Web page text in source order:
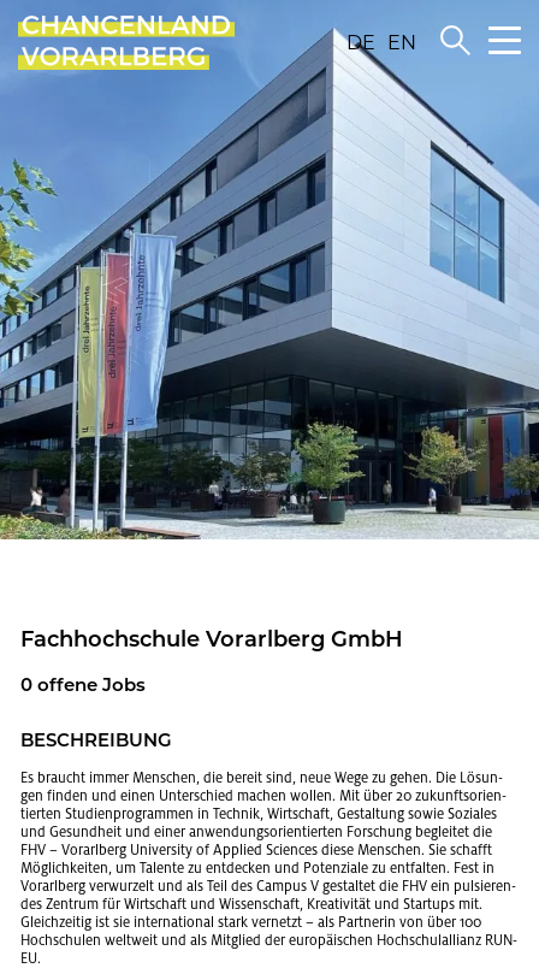
DE EN
Fach­hoch­schu­le Vor­arl­berg GmbH
0 of­fe­ne Jobs
BE­SCHREI­BUNG
Es braucht immer Men­schen, die be­reit sind, neue Wege zu gehen. Die Lö­sun­
gen fin­den und einen Un­ter­schied ma­chen wol­len. Mit über 20 zu­kunfts­ori­en­
tier­ten Stu­di­en­pro­gram­men in Tech­nik, Wirt­schaft, Ge­stal­tung sowie So­zia­les
und Ge­sund­heit und einer an­wen­dungs­ori­en­tier­ten For­schung be­glei­tet die
FHV – Vor­arl­berg Uni­ver­si­ty of Ap­plied Sci­en­ces diese Men­schen. Sie schafft
Mög­lich­kei­ten, um Ta­len­te zu ent­de­cken und Po­ten­zia­le zu ent­fal­ten. Fest in
Vor­arl­berg ver­wur­zelt und als Teil des Cam­pus V ge­stal­tet die FHV ein pul­sie­ren­
des Zen­trum für Wirt­schaft und Wis­sen­schaft, Krea­ti­vi­tät und Start­ups mit.
Gleich­zei­tig ist sie in­ter­na­tio­nal stark ver­netzt – als Part­ne­rin von über 100
Hoch­schu­len welt­weit und als Mit­glied der eu­ro­päi­schen Hoch­schul­al­li­anz RUN-
EU.